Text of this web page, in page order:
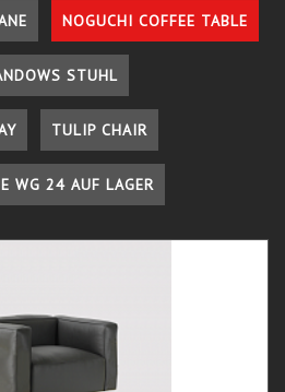
NOGUCHI COFFEE TABLE
STUHL
TULIP CHAIR
WG 24 AUF LAGER